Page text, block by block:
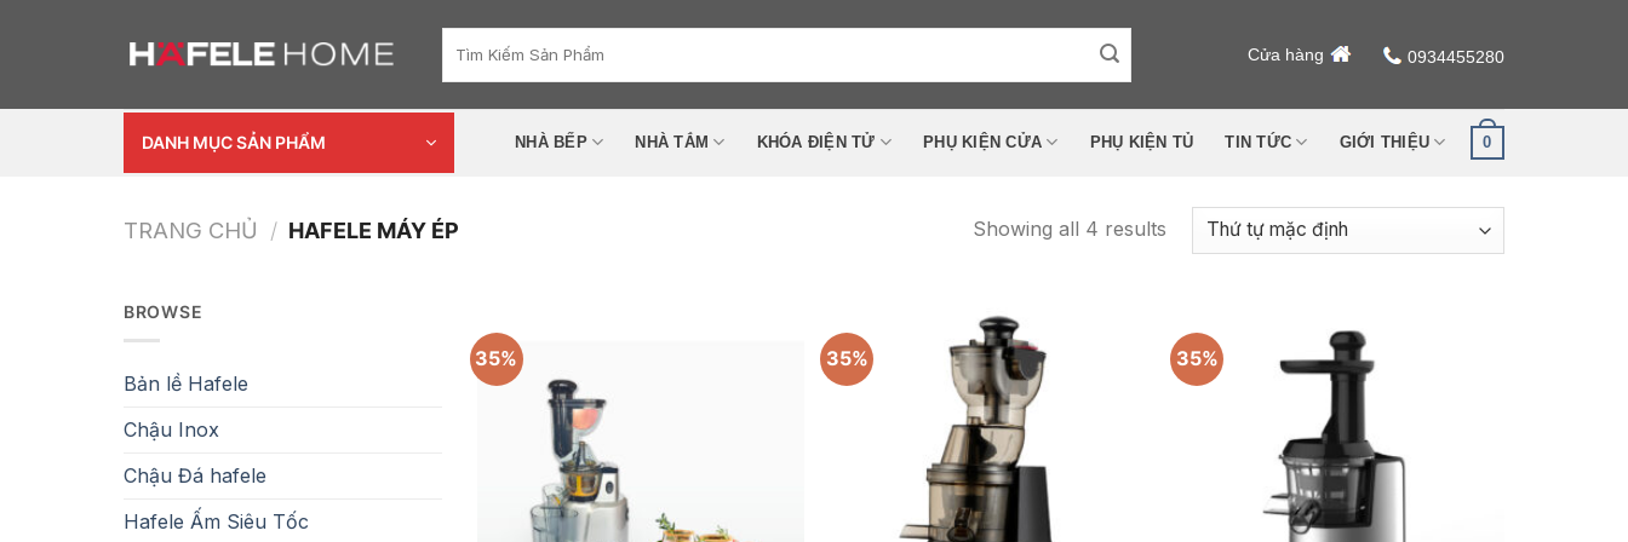
kiếm:
Cửa hàng 0934455280
DANH MỤC SẢN PHẨM NHÀ BẾP NHÀ TẮM KHÓA ĐIỆN TỬ PHỤ KIỆN CỬA PHỤ KIỆN TỦ TIN TỨC GIỚI THIỆU 0
TRANG CHỦ / HAFELE MÁY ÉP Showing all 4 results
BROWSE
Bản lề Hafele
Chậu Inox
Chậu Đá hafele
Hafele Ấm Siêu Tốc
35% 35% 35%